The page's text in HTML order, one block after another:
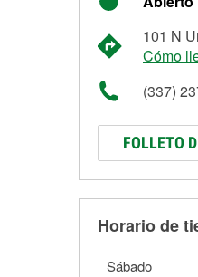
101 N
Cómo
(337)
FOLLETO
Horario de
Sábado